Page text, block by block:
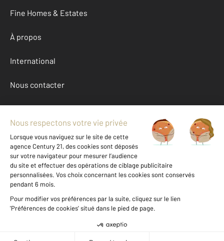
Fine Homes & Estates
À propos
International
Nous contacter
Mentions légales & CGU et Barèmes d'honoraires
Données personnelles
Gestionnaire des cookies
Achat maison autour de ROUBAIX (59100)